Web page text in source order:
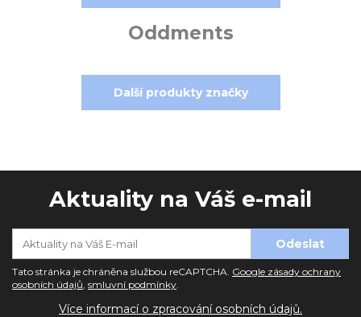
Oddments
Další produkty značky
Aktuality na Váš e-mail
Tato stránka je chráněna službou reCAPTCHA. Google zásady ochrany
osobních údajů, smluvní podmínky.
Více informací o zpracování osobních údajů.